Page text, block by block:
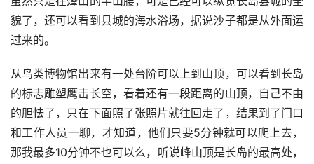
貌了，还可以看到县城的海水浴场，据说沙子都是从外面运
过来的。
从鸟类博物馆出来有一处台阶可以上到山顶，可以看到长岛
的标志雕塑鹰击长空，看着还有一段距离的山顶，自己不由
的胆怯了，只在下面照了张照片就往回走了，结果到了门口
和工作人员一聊，才知道，他们只要5分钟就可以爬上去，
那我最多10分钟不也可以么，听说峰山顶是长岛的最高处，